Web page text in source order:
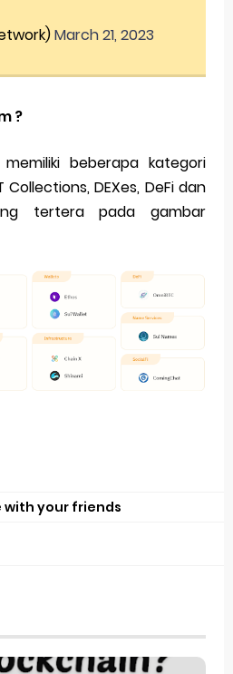
March 21, 2023
?
memiliki beberapa kategori
Collections, DEXes, DeFi dan
tertera pada gambar
with your friends